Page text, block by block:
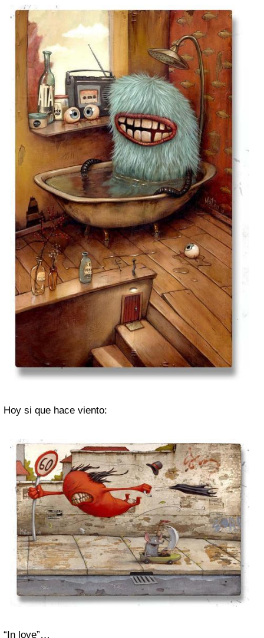
Hoy si que hace viento:
“In love”…